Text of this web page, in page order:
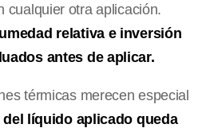
cualquier otra aplicación.
relativa e inversión
antes de aplicar.
térmicas merecen especial
líquido aplicado queda